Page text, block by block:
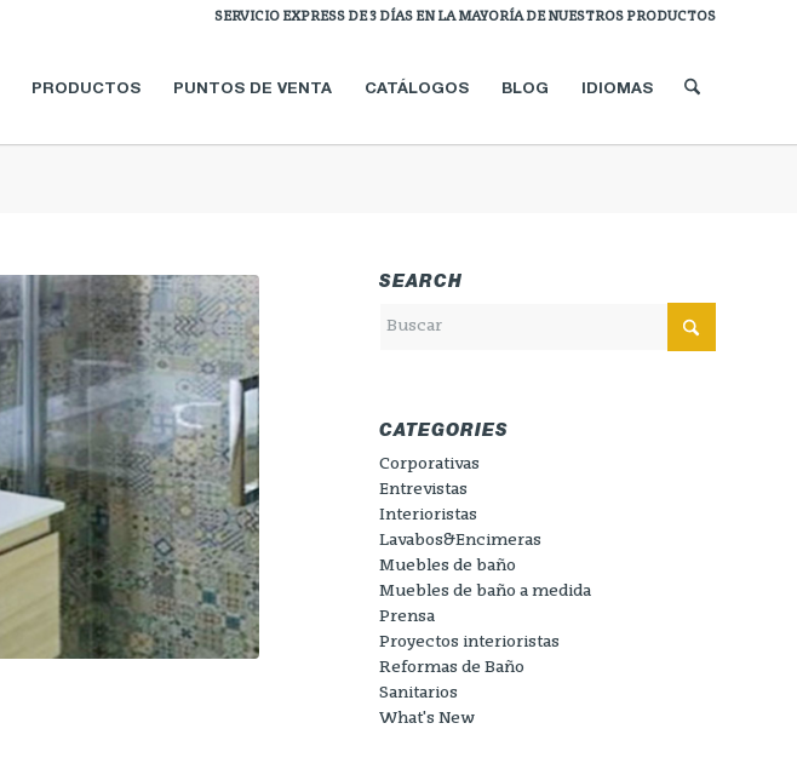
SERVICIO EXPRESS DE 3 DÍAS EN LA MAYORÍA DE NUESTROS PRODUCTOS
PRODUCTOS PUNTOS DE VENTA CATÁLOGOS BLOG IDIOMAS
SEARCH
CATEGORIES
Corporativas
Entrevistas
Interioristas
Lavabos&Encimeras
Muebles de baño
Muebles de baño a medida
Prensa
Proyectos interioristas
Reformas de Baño
Sanitarios
What's New